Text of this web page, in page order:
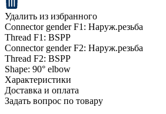
Удалить из избранного
Connector gender F1: Наруж.резьба
Thread F1: BSPP
Connector gender F2: Наруж.резьба
Thread F2: BSPP
Shape: 90° elbow
Характеристики
Доставка и оплата
Задать вопрос по товару